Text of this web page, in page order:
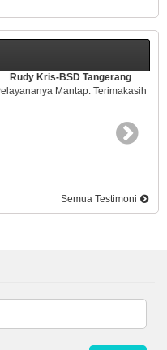
Terimakasih
Semua Testimoni